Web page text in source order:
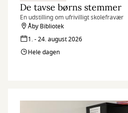
De tavse børns stemmer
En udstilling om ufrivilligt skolefravær
Åby Bibliotek
1. - 24. august 2026
Hele dagen